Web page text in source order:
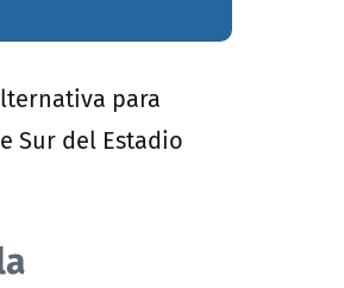
para
Sur del Estadio